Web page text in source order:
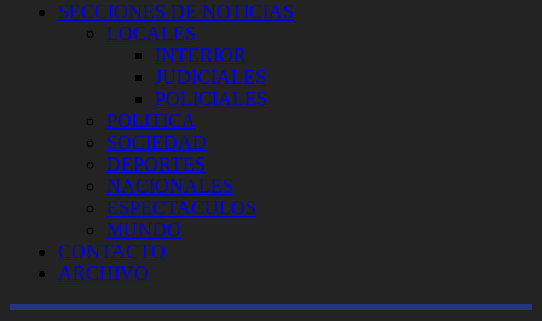
SECCIONES DE NOTICIAS
LOCALES
INTERIOR
JUDICIALES
POLICIALES
POLITICA
SOCIEDAD
DEPORTES
NACIONALES
ESPECTACULOS
MUNDO
CONTACTO
ARCHIVO